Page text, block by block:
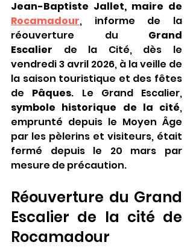
Rocamadour, informe de la
réouverture du Grand
Escalier de la Cité, dès le
vendredi 3 avril 2026, à la veille de
la saison touristique et des fêtes
de Pâques
symbole historique de la cité,
emprunté depuis le Moyen Âge
par les pèlerins et visiteurs, était
fermé depuis le 20 mars par
mesure de précaution.
Réouverture du Grand
Escalier de la cité de
Rocamadour